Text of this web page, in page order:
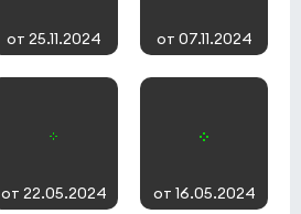
от 25.11.2024 от 07.11.2024
от 22.05.2024 от 16.05.2024